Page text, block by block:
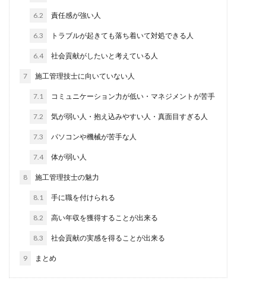
6.2 責任感が強い人
6.3 トラブルが起きても落ち着いて対処できる人
6.4 社会貢献がしたいと考えている人
7 施工管理技士に向いていない人
7.1 コミュニケーション力が低い・マネジメントが苦手
7.2 気が弱い人・抱え込みやすい人・真面目すぎる人
7.3 パソコンや機械が苦手な人
7.4 体が弱い人
8 施工管理技士の魅力
8.1 手に職を付けられる
8.2 高い年収を獲得することが出来る
8.3 社会貢献の実感を得ることが出来る
9 まとめ